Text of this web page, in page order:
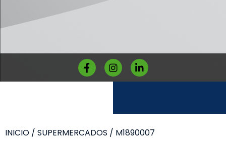
INICIO / SUPERMERCADOS / M1890007